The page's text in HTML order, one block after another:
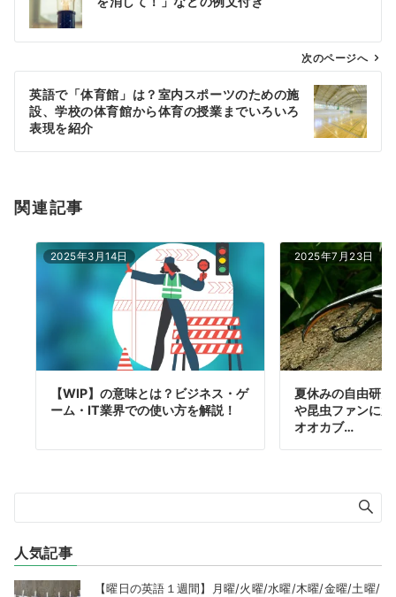
ビ
ン
次のページへ
英語で「体育館」は？室内スポーツのための施
設、学校の体育館から体育の授業までいろいろ
表現を紹介
関連記事
2025年3月14日
【WIP】の意味とは？ビジネス・ゲ
ーム・IT業界での使い方を解説！
2025年7月23日
夏休みの自由研
や昆虫ファンに
オオカブ…
人気記事
【曜日の英語１週間】月曜/火曜/水曜/木曜/金曜/土曜/